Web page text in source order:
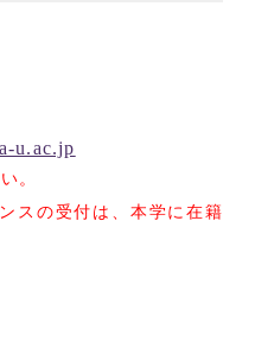
u.ac.jp
。
スの受付は、本学に在籍